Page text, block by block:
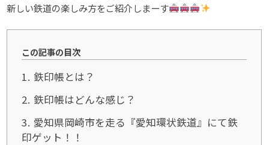
新しい鉄道の楽しみ方をご紹介しまーす
この記事の目次
1 鉄印帳とは？
2 鉄印帳はどんな感じ？
3 愛知県岡崎市を走る『愛知環状鉄道』にて鉄
印ゲット！！